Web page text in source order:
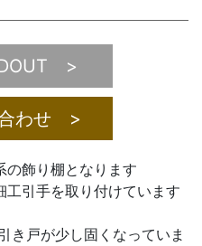
>
わせ >
の飾り棚となります
引手を取り付けています
き戸が少し固くなっていま